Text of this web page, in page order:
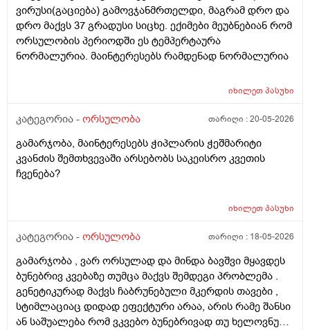
ვირუსი(გაციება) გამოვჯანმრთელდი, მაგრამ დრო და
დრო მაქვს 37 გრადუსი სიცხე. ექიმები მეუბნებიან რომ
ორსულობის პერიოდში ეს ტემპერტაურა
ნორმალურია. მაინტერესებს რამდენად ნორმალურია
იხილეთპასუხი
კატეგორია - ორსულობა თარიღი :20-05-2026
გამარჯობა, მაინტერესებს ჭიპლარის ჭეშმარიტი
კვანძის შემთხვევაში არსებობს საკეისრო კვეთის
ჩვენება?
იხილეთპასუხი
კატეგორია - ორსულობა თარიღი : 18-05-2026
გამარჯობა , ვარ ორსულად და მინდა ბავშვი მყავდეს
ბუნებრივ კვებაზე თუმცა მაქვს შემდეგი პრობლემა .
გენეტიკურად მაქვს ჩაბრუნებული მკერდის თავები ,
სტიმლაციაც დიდად ეფექტური არაა, არის რამე შანსი
ან საშუალება რომ ვკვებო ბუნებრივად თუ ხელოვნური